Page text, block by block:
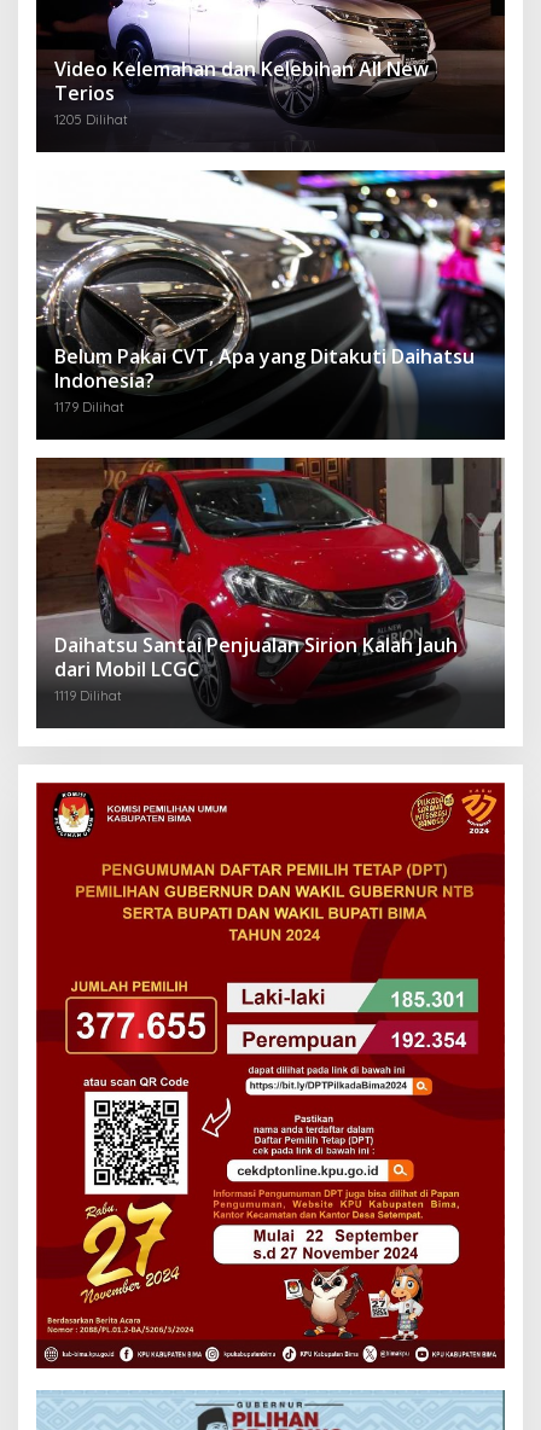
Video Kelemahan dan Kelebihan All New
Terios
1205 Dilihat
Belum Pakai CVT, Apa yang Ditakuti Daihatsu
Indonesia?
1179 Dilihat
Daihatsu Santai Penjualan Sirion Kalah Jauh
dari Mobil LCGC
1119 Dilihat